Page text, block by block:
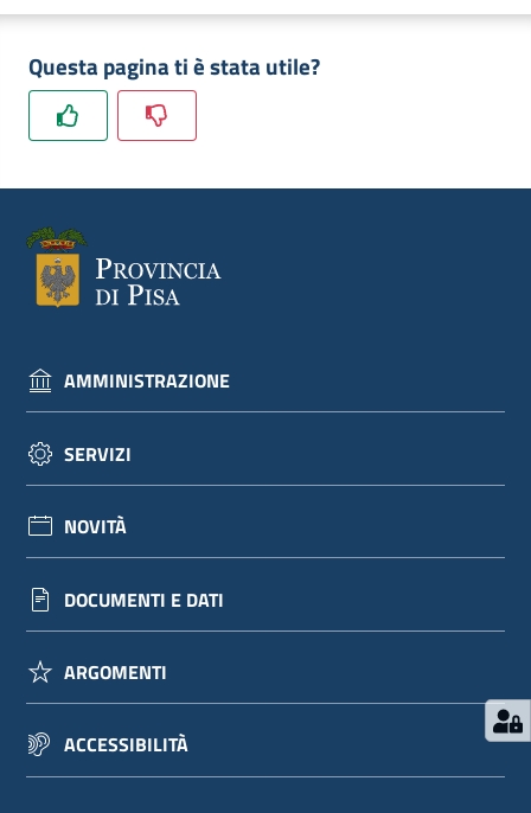
Documenti
dati
Argomenti
su
Questa pagina ti è stata utile?
AMMINISTRAZIONE
SERVIZI
NOVITÀ
DOCUMENTI E DATI
ARGOMENTI
ACCESSIBILITÀ